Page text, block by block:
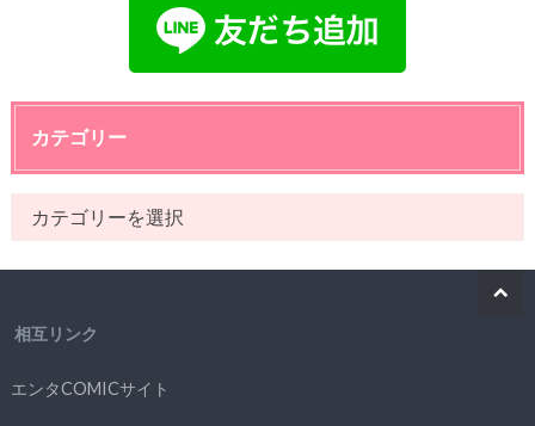
カテゴリー
相互リンク
エンタCOMICサイト